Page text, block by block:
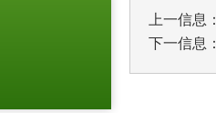
上一信息：
下一信息：